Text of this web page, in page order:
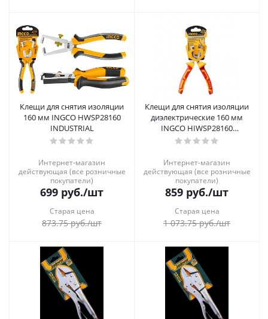
Клещи для снятия изоляции
160 мм INGCO HWSP28160
INDUSTRIAL
Интернет-магазин
действующая (все розничные
покупатели)
699 руб./шт
Старая цена
873.75руб./шт
Клещи для снятия изоляции
диэлектрические 160 мм
INGCO HIWSP28160
INDUSTRIAL
Интернет-магазин
действующая (все розничные
покупатели)
859 руб./шт
Старая цена
1 073.75руб./шт